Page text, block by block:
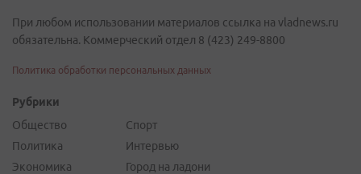
При любом использовании материалов ссылка на vladnews.ru
обязательна. Коммерческий отдел 8 (423) 249-8800
Политика обработки персональных данных
Рубрики
Общество
Политика
Экономика
Спорт
Интервью
Город на ладони